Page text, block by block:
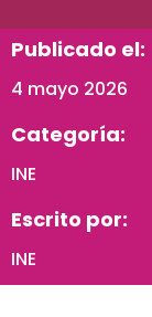
Publicado el:
4 mayo 2026
Categoría:
INE
Escrito por:
INE